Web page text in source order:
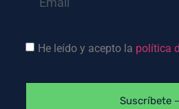
He leído y acepto la política